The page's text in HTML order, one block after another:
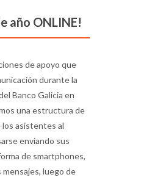
año ONLINE!
de apoyo que
durante la
Banco Galicia en
una estructura de
los asistentes al
enviando sus
de smartphones,
mensajes, luego de